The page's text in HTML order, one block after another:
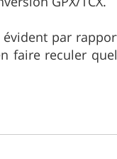
évident par
faire reculer